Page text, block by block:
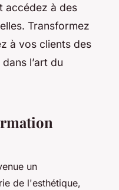
accédez à des
Transformez
à vos clients des
l’art du
un
de l'esthétique,